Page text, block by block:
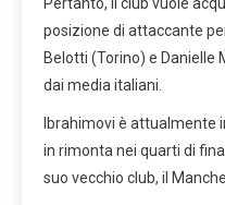
posizione di attaccante
Belotti (Torino) e Danielle
dai media italiani.
Ibrahimovi è attualmente
in rimonta nei quarti di
suo vecchio club, il